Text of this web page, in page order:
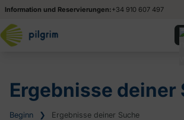
Information und Reservierungen:+34 910 607 497
Ergebnisse deiner
Beginn ❯ Ergebnisse deiner Suche